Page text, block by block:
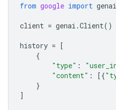
from google import genai
client = genai .Client()
history = [
{
"type" :
"content" : [{
}
]